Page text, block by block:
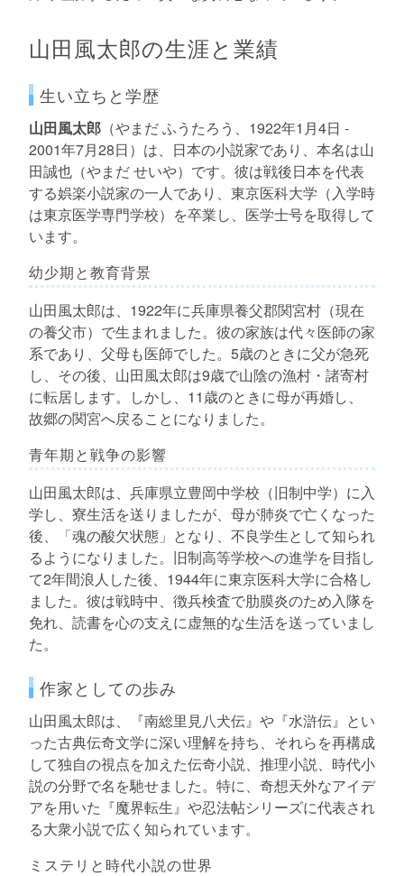
山田風太郎の生涯と業績
生い立ちと学歴
山田風太郎 （やまだ ふうたろう、1922年1月4日 -
2001年7月28日）は、日本の小説家であり、本名は山
田誠也（やまだ せいや）です。彼は戦後日本を代表
する娯楽小説家の一人であり、東京医科大学（入学時
は東京医学専門学校）を卒業し、医学士号を取得して
います。
幼少期と教育背景
山田風太郎は、1922年に兵庫県養父郡関宮村（現在
の養父市）で生まれました。彼の家族は代々医師の家
系であり、父母も医師でした。5歳のときに父が急死
し、その後、山田風太郎は9歳で山陰の漁村・諸寄村
に転居します。しかし、11歳のときに母が再婚し、
故郷の関宮へ戻ることになりました。
青年期と戦争の影響
山田風太郎は、兵庫県立豊岡中学校（旧制中学）に入
学し、寮生活を送りましたが、母が肺炎で亡くなった
後、「魂の酸欠状態」となり、不良学生として知られ
るようになりました。旧制高等学校への進学を目指し
て2年間浪人した後、1944年に東京医科大学に合格し
ました。彼は戦時中、徴兵検査で肋膜炎のため入隊を
免れ、読書を心の支えに虚無的な生活を送っていまし
た。
作家としての歩み
山田風太郎は、『南総里見八犬伝』や『水滸伝』とい
った古典伝奇文学に深い理解を持ち、それらを再構成
して独自の視点を加えた伝奇小説、推理小説、時代小
説の分野で名を馳せました。特に、奇想天外なアイデ
アを用いた『魔界転生』や忍法帖シリーズに代表され
る大衆小説で広く知られています。
ミステリと時代小説の世界